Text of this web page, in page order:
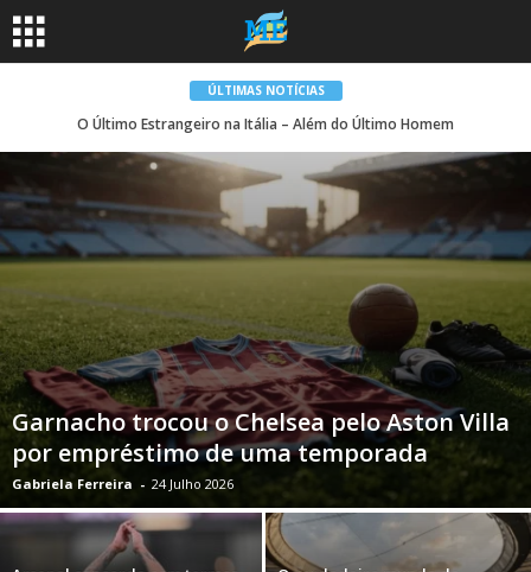
ÚLTIMAS NOTÍCIAS
O Último Estrangeiro na Itália – Além do Último Homem
Garnacho trocou o Chelsea pelo Aston Villa
por empréstimo de uma temporada
Gabriela Ferreira - 24 Julho 2026